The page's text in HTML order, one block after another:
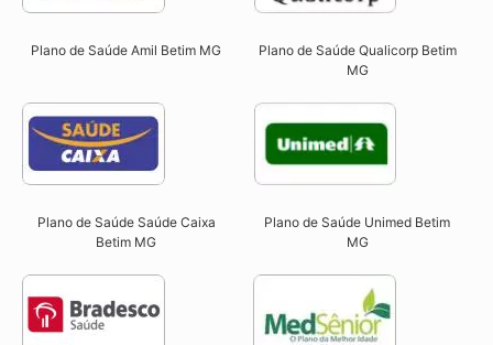
Plano de Saúde Amil Betim MG
Plano de Saúde Qualicorp Betim
MG​
Plano de Saúde Saúde Caixa
Betim MG​
Plano de Saúde Unimed Betim
MG